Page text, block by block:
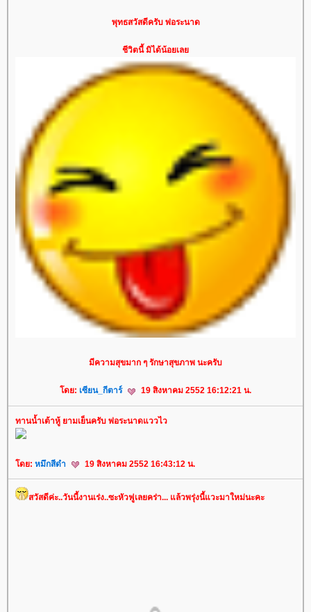
พุทธสวัสดีครับ พ่อระนาด
ชีวิตนี้ มิได้น้อยเล
มีความสุขมาก ๆ รักษาสุขภาพ นะครับ
ดย: เซียน_กีตาร์ 19 สิงหาคม 2552 16:12:21 น.
ทานน้ำเต้าหู้ ยามเย็นครับ พ่อระนาดแววไว
ดย: หมึกสีดำ 19 สิงหาคม 2552 16:43:12 น.
สวัสดีค่ะ..วันนี้งานเร่ง..ซะหัวฟูเลยคร่า... แล้วพรุ่งนี้แวะมาใหม่นะคะ